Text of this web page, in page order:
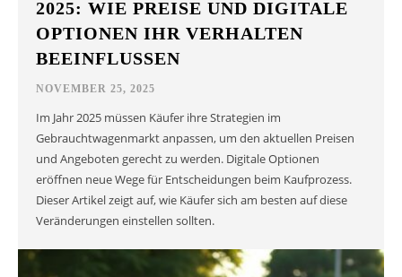
2025: WIE PREISE UND DIGITALE
OPTIONEN IHR VERHALTEN
BEEINFLUSSEN
NOVEMBER 25, 2025
Im Jahr 2025 müssen Käufer ihre Strategien im
Gebrauchtwagenmarkt anpassen, um den aktuellen Preisen
und Angeboten gerecht zu werden. Digitale Optionen
eröffnen neue Wege für Entscheidungen beim Kaufprozess.
Dieser Artikel zeigt auf, wie Käufer sich am besten auf diese
Veränderungen einstellen sollten.